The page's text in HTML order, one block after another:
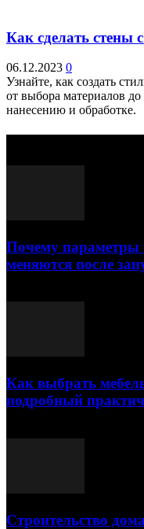
Как сделать стены
06.12.2023 0
Узнайте, как создать
от выбора материалов
нанесению и обработке.
Почему параметры
меняются после
Как выбрать
подробный
Строительство